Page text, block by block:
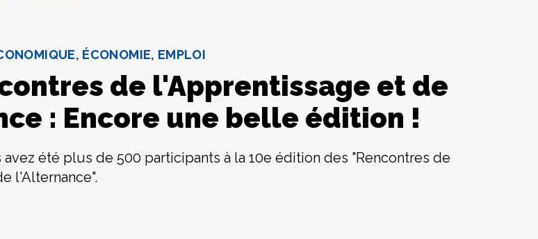
ÉCONOMIE, EMPLOI
de l'Apprentissage et de
: Encore une belle édition !
avez été plus de 500 participants à la 10e édition des "Rencontres de
l'Alternance".